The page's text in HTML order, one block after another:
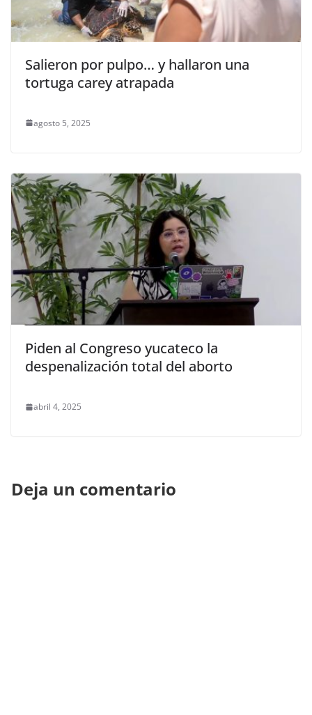
Salieron por pulpo… y hallaron una
tortuga carey atrapada
agosto 5, 2025
Piden al Congreso yucateco la
despenalización total del aborto
abril 4, 2025
Deja un comentario